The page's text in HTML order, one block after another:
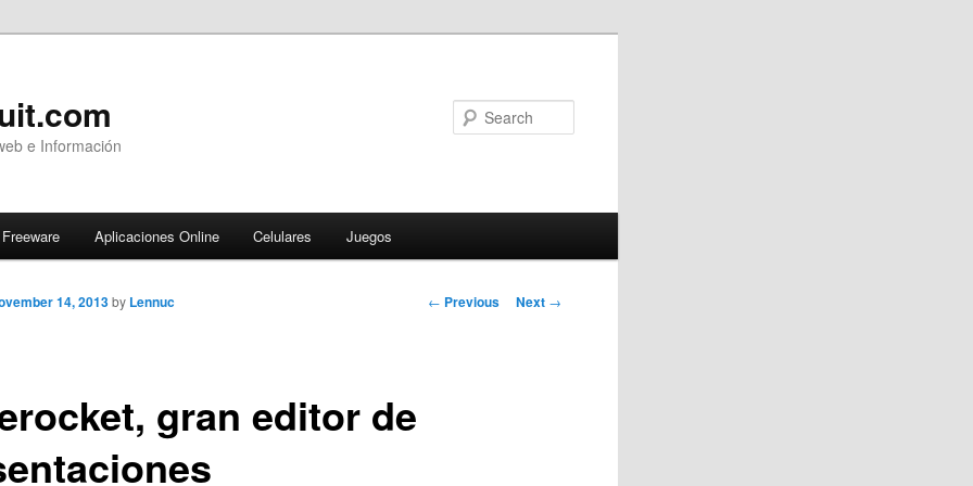
e Información
Freeware Aplicaciones Online Celulares Juegos
Post
← Previous Next →
gran editor de
14, 2013 by Lennuc